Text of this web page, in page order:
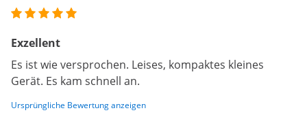
Exzellent
Es ist wie versprochen. Leises, kompaktes kleines
Gerät. Es kam schnell an.
Ursprüngliche Bewertung anzeigen